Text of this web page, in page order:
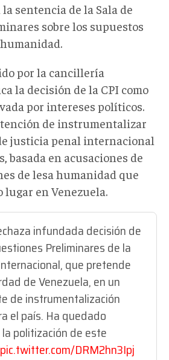
sentencia de la Sala de
sobre los supuestos
por la cancillería
la decisión de la CPI como
por intereses políticos.
de instrumentalizar
justicia penal internacional
basada en acusaciones de
de lesa humanidad que
en Venezuela.
infundada decisión de
Preliminares de la
que pretende
de Venezuela, en un
de instrumentalización
el país. Ha quedado
politización de este
pic.twitter.com/DRM2hn3Ipj